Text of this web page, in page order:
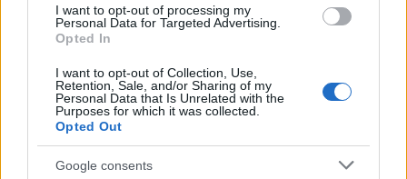
I want to opt-out of processing my
Personal Data for Targeted Advertising.
Opted In
I want to opt-out of Collection, Use,
Retention, Sale, and/or Sharing of my
Personal Data that Is Unrelated with the
Purposes for which it was collected.
Opted Out
Google consents
Αμέσως, πήραν θέση μέλη πολιτικών κομμάτων,
μεταξύ των οποίων ο εκπρόσωπος τύπου του
ΣΥΡΙΖΑ-ΠΣ, ο οποίος με χαρακτήρισε ως
«αμετανόητο δολοφόνο», μη σεβόμενος τις
Δικαστικές Αρχές και τις αποφάσεις τους.